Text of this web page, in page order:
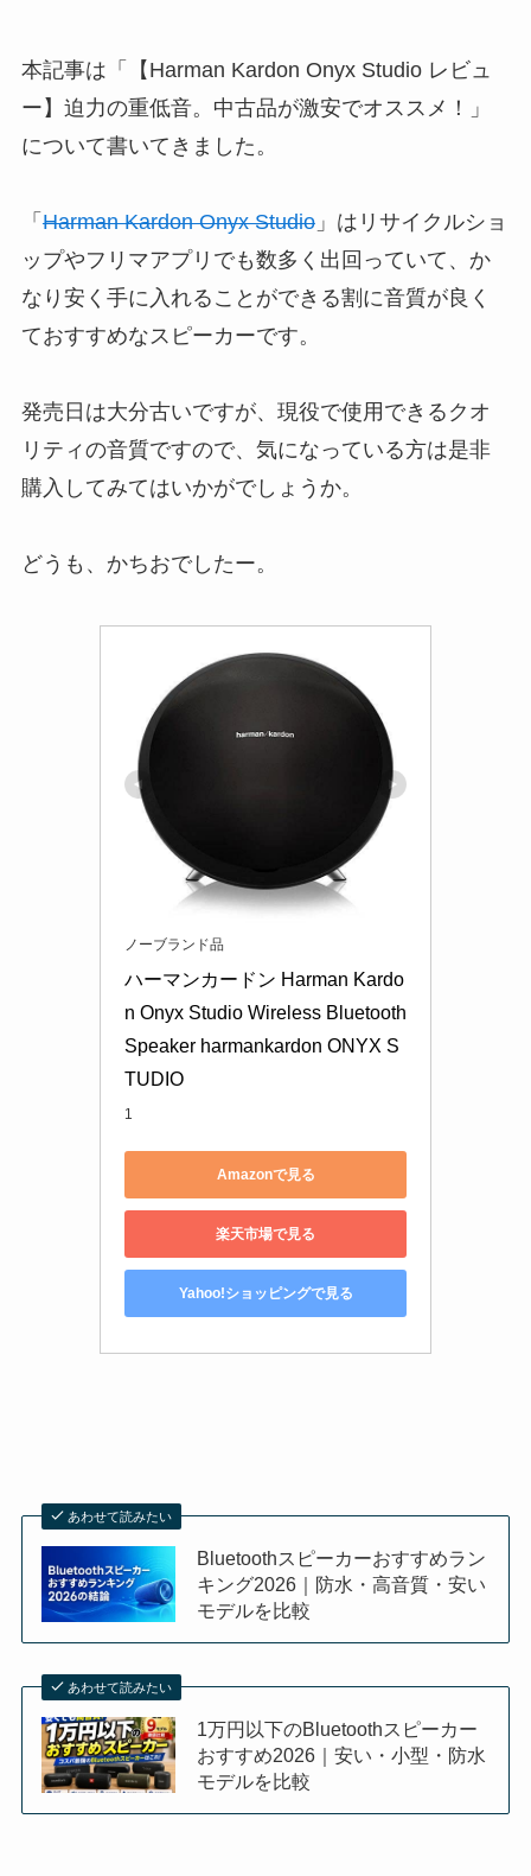
本記事は「【Harman Kardon Onyx Studio レビュ
ー】迫力の重低音。中古品が激安でオススメ！」
について書いてきました。
「 Harman Kardon Onyx Studio」はリサイクルショ
ップやフリマアプリでも数多く出回っていて、か
なり安く手に入れることができる割に音質が良く
ておすすめなスピーカーです。
発売日は大分古いですが、現役で使用できるクオ
リティの音質ですので、気になっている方は是非
購入してみてはいかがでしょうか。
どうも、かちおでしたー。
ノーブランド品
ハーマンカードン Harman Kardo
n Onyx Studio Wireless Bluetooth
Speaker harmankardon ONYX S
TUDIO
1
Amazonで見る
楽天市場で見る
Yahoo!ショッピングで見る
あわせて読みたい
Bluetoothスピーカーおすすめラン
キング2026｜防水・高音質・安い
モデルを比較
あわせて読みたい
1万円以下のBluetoothスピーカー
おすすめ2026｜安い・小型・防水
モデルを比較